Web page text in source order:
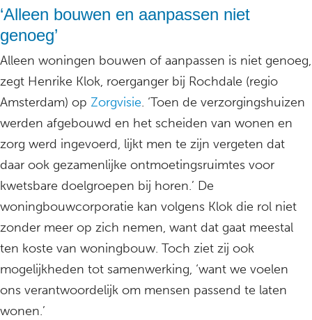
‘Alleen bouwen en aanpassen niet
genoeg’
Alleen woningen bouwen of aanpassen is niet genoeg,
zegt Henrike Klok, roerganger bij Rochdale (regio
Amsterdam) op Zorgvisie. ‘Toen de verzorgingshuizen
werden afgebouwd en het scheiden van wonen en
zorg werd ingevoerd, lijkt men te zijn vergeten dat
daar ook gezamenlijke ontmoetingsruimtes voor
kwetsbare doelgroepen bij horen.’ De
woningbouwcorporatie kan volgens Klok die rol niet
zonder meer op zich nemen, want dat gaat meestal
ten koste van woningbouw. Toch ziet zij ook
mogelijkheden tot samenwerking, ‘want we voelen
ons verantwoordelijk om mensen passend te laten
wonen.’